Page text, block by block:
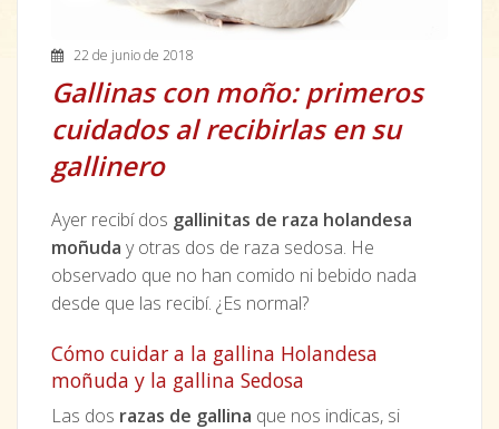
22 de junio de 2018
Gallinas con moño: primeros
cuidados al recibirlas en su
gallinero
Ayer recibí dos gallinitas de raza holandesa
moñuda y otras dos de raza sedosa. He
observado que no han comido ni bebido nada
desde que las recibí. ¿Es normal?
Cómo cuidar a la gallina Holandesa
moñuda y la gallina Sedosa
Las dos razas de gallina que nos indicas, si